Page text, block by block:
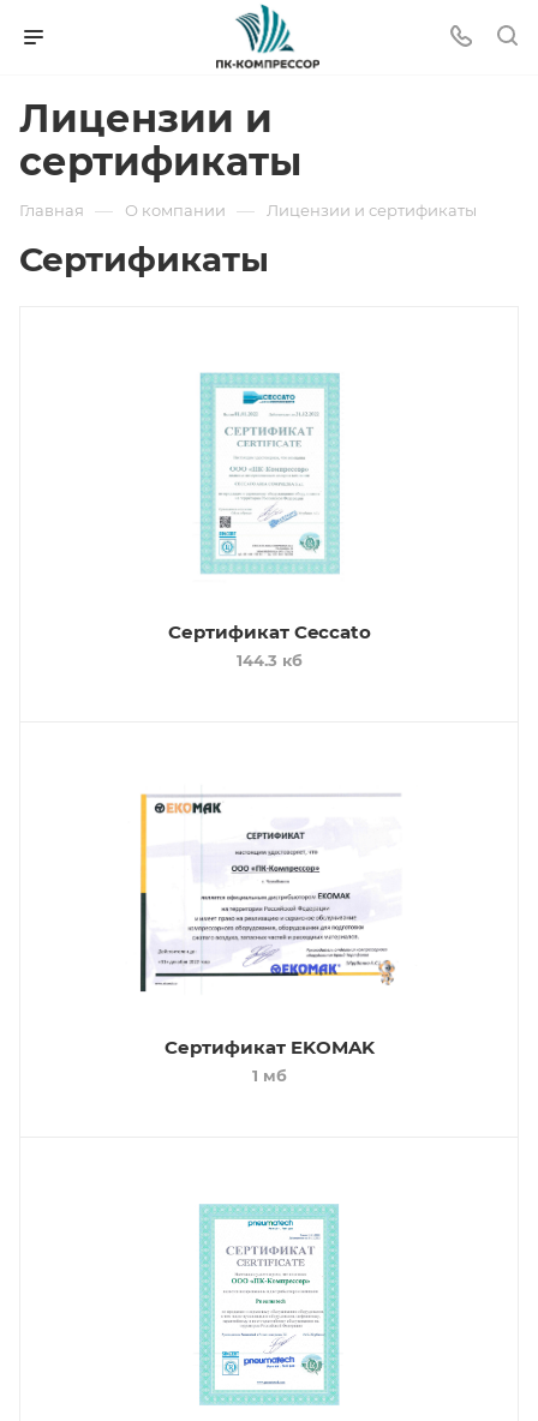
Лицензии и
сертификаты
Главная — О компании — Лицензии и сертификаты
Сертификаты
Сертификат Ceccato
144.3 кб
Сертификат EKOMAK
1 мб